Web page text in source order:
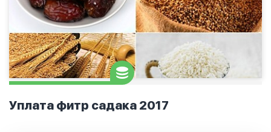
Уплата фитр садака 2017